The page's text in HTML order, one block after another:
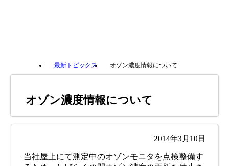
最新トピックス オゾン濃度情報について
オゾン濃度情報について
2014年3月10日
当社屋上にて測定中のオゾンモニタを点検整備す